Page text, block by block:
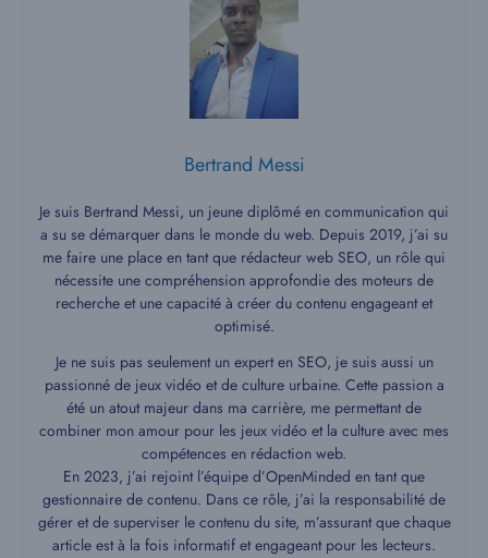
Bertrand Messi
Je suis Bertrand Messi, un jeune diplômé en communication qui
a su se démarquer dans le monde du web. Depuis 2019, j’ai su
me faire une place en tant que rédacteur web SEO, un rôle qui
nécessite une compréhension approfondie des moteurs de
recherche et une capacité à créer du contenu engageant et
optimisé.
Je ne suis pas seulement un expert en SEO, je suis aussi un
passionné de jeux vidéo et de culture urbaine. Cette passion a
été un atout majeur dans ma carrière, me permettant de
combiner mon amour pour les jeux vidéo et la culture avec mes
compétences en rédaction web.
En 2023, j’ai rejoint l’équipe d’OpenMinded en tant que
gestionnaire de contenu. Dans ce rôle, j’ai la responsabilité de
gérer et de superviser le contenu du site, m’assurant que chaque
article est à la fois informatif et engageant pour les lecteurs.